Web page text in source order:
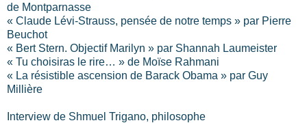
de Montparnasse
« Claude Lévi-Strauss, pensée de notre temps » par Pierre
Beuchot
« Bert Stern. Objectif Marilyn » par Shannah Laumeister
« Tu choisiras le rire… » de Moïse Rahmani
« La résistible ascension de Barack Obama » par Guy
Millière
Interview de Shmuel Trigano, philosophe